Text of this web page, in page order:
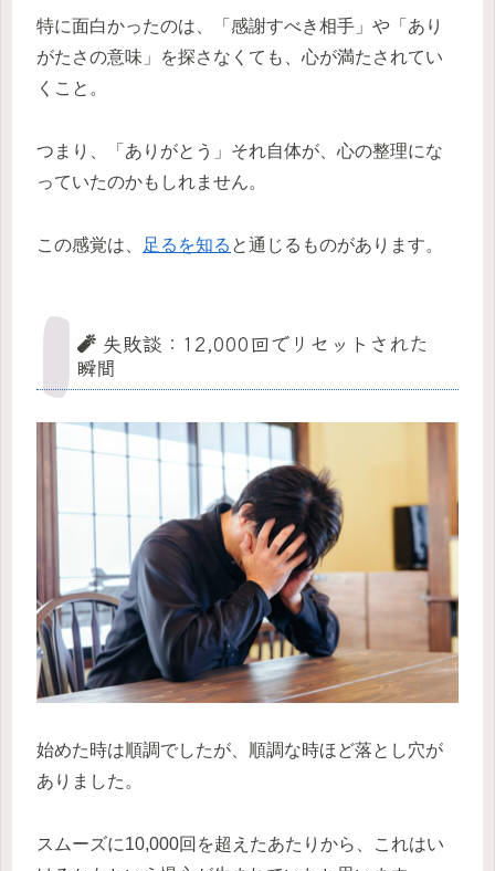
特に面白かったのは、「感謝すべき相手」や「あり
がたさの意味」を探さなくても、心が満たされてい
くこと。
つまり、「ありがとう」それ自体が、心の整理にな
っていたのかもしれません。
この感覚は、 足るを知る と通じるものがあります。
🧨 失敗談：12,000回でリセットされた
瞬間
始めた時は順調でしたが、順調な時ほど落とし穴が
ありました。
スムーズに10,000回を超えたあたりから、これはい